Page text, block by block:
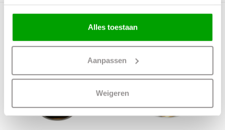
Alles toestaan
Aanpassen
Weigeren
Meer producten uit deze serie